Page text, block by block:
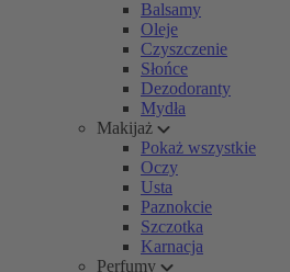
Balsamy
Oleje
Czyszczenie
Słońce
Dezodoranty
Mydła
Makijaż
Pokaż wszystkie
Oczy
Usta
Paznokcie
Szczotka
Karnacja
Perfumy